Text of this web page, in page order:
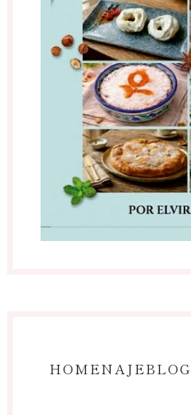
HOMENAJEBLOG